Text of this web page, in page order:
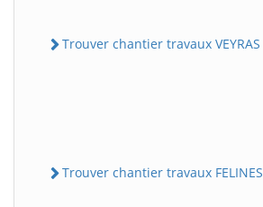
Trouver chantier travaux VEYRAS
Trouver chantier travaux FELINES